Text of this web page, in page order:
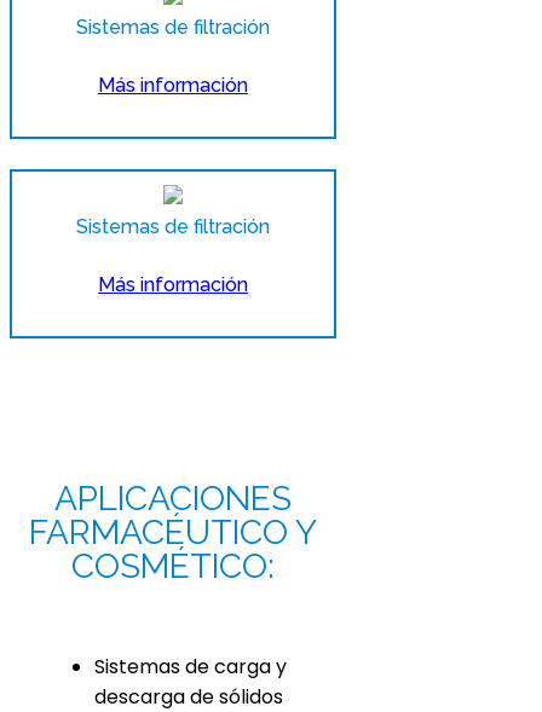
Sistemas de filtración
Más información
Sistemas de filtración
Más información
APLICACIONES
FARMACÉUTICO Y
COSMÉTICO:
Sistemas de carga y
descarga de sólidos